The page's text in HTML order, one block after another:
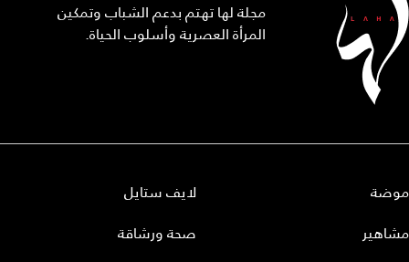
مجلة لها تهتم بدعم الشباب وتمكين
المرأة العصرية وأسلوب الحياة.
موضة
مشاهير
لايف ستايل
صحة ورشاقة